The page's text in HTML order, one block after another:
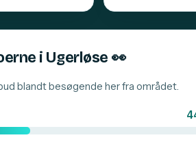
i Ugerløse 👀
blandt besøgende her fra området.